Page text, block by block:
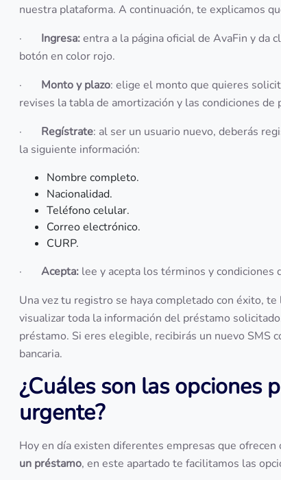
nuestra plataforma. A continuación, te explicamos
· Ingresa:entra a la página oficial de AvaFin y da
botón en color rojo.
· Monto y plazo: elige el monto que quieres
revises la tabla de amortización y las condiciones de
· Regístrate: al ser un usuario nuevo, deberás
la siguiente información:
Nombre completo.
Nacionalidad.
Teléfono celular.
Correo electrónico.
CURP.
· Acepta: lee y acepta los términos y
Una vez tu registro se haya completado con éxito,
visualizar toda la información del préstamo
préstamo. Si eres elegible, recibirás un nuevo SMS
bancaria.
¿Cuáles son las opciones
urgente?
Hoy en día existen diferentes empresas que
un préstamo, en este apartado te facilitamos las